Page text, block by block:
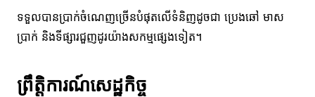
ទទួលបានប្រាក់ចំណេញច្រើនបំផុតលើទំនិញដូចជា ប្រេងឆៅ មាស
ប្រាក់ និងទីផ្សារជួញដូរយ៉ាងសកម្មផ្សេងទៀត។
ព្រឹត្តិការណ៍សេដ្ឋកិច្ច